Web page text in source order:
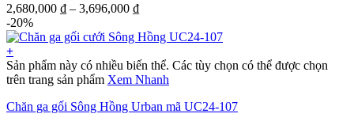
2,680,000 ₫ – 3,696,000 ₫
-20%
+
Sản phẩm này có nhiều biến thể. Các tùy chọn có thể được chọn
trên trang sản phẩm Xem Nhanh
Chăn ga gối Sông Hồng Urban mã UC24-107